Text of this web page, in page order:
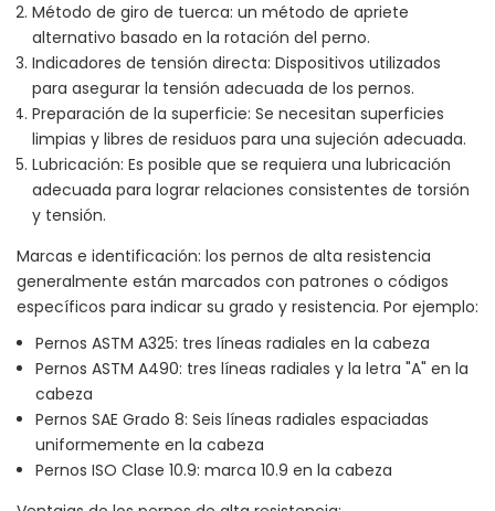
Método de giro de tuerca: un método de apriete
alternativo basado en la rotación del perno.
Indicadores de tensión directa: Dispositivos utilizados
para asegurar la tensión adecuada de los pernos.
Preparación de la superficie: Se necesitan superficies
limpias y libres de residuos para una sujeción adecuada.
Lubricación: Es posible que se requiera una lubricación
adecuada para lograr relaciones consistentes de torsión
y tensión.
Marcas e identificación: los pernos de alta resistencia
generalmente están marcados con patrones o códigos
específicos para indicar su grado y resistencia. Por ejemplo:
Pernos ASTM A325: tres líneas radiales en la cabeza
Pernos ASTM A490: tres líneas radiales y la letra "A" en la
cabeza
Pernos SAE Grado 8: Seis líneas radiales espaciadas
uniformemente en la cabeza
Pernos ISO Clase 10.9: marca 10.9 en la cabeza